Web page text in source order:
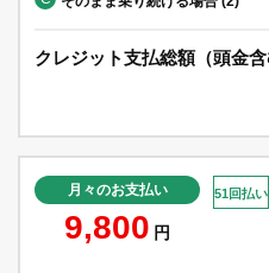
クレジット支払総額（頭金含
月々のお支払い
9,800 円
51回払い